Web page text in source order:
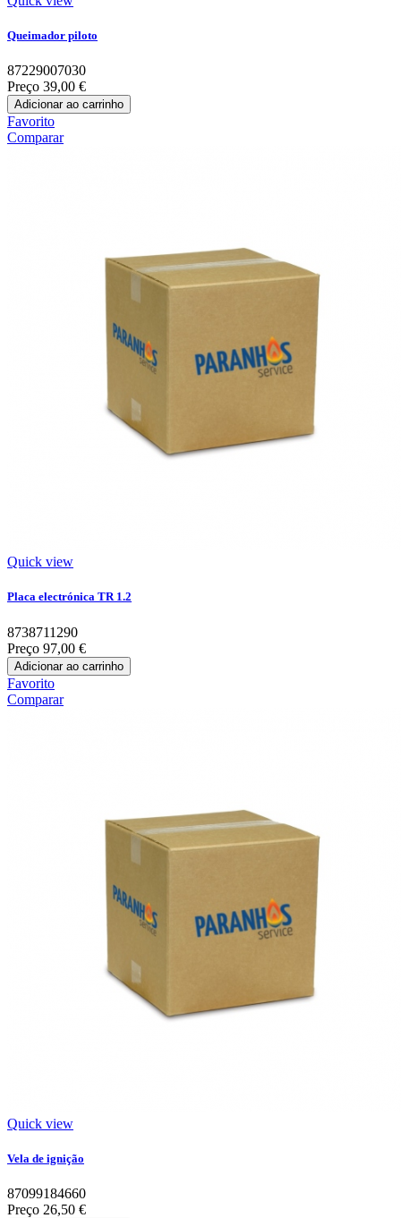
Queimador piloto
87229007030
Preço 39,00 €
Adicionar ao carrinho
Favorito
Comparar
Quick view
Placa electrónica TR 1.2
8738711290
Preço 97,00 €
Adicionar ao carrinho
Favorito
Comparar
Quick view
Vela de ignição
87099184660
Preço 26,50 €